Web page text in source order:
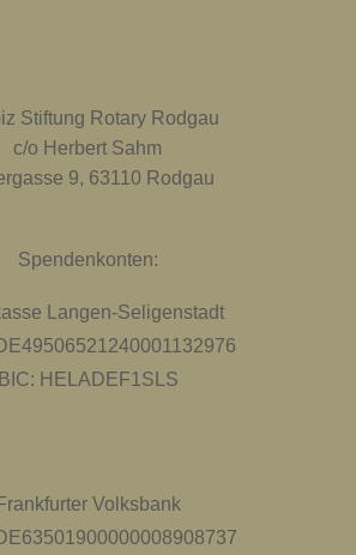
Stiftung Rotary Rodgau
c/o Herbert Sahm
9, 63110 Rodgau
Spendenkonten:
Langen-Seligenstadt
BIC: HELADEF1SLS
Frankfurter Volksbank